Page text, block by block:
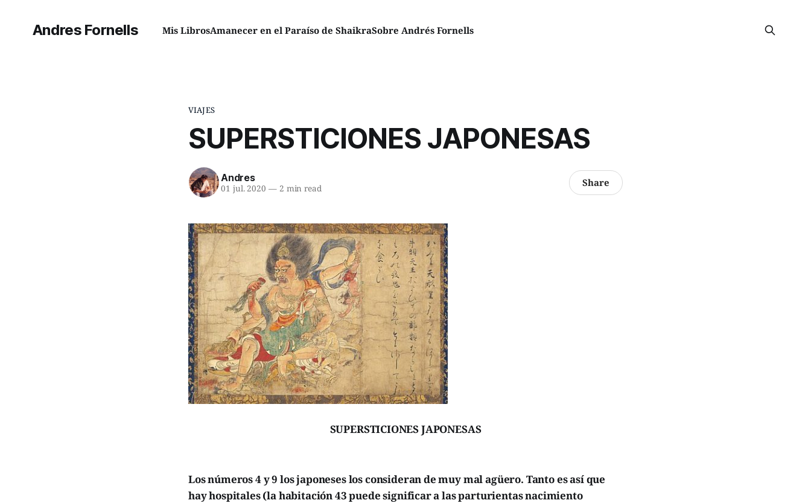
Andres Fornells Mis LibrosAmanecer en el Paraíso de ShaikraSobre Andrés Fornells
VIAJES
SUPERSTICIONES JAPONESAS
Andres
01 jul. 2020 —2 min read Share
SUPERSTICIONES JAPONESAS
Los números 4 y 9 los japoneses los consideran de muy mal agüero. Tanto es así que
hay hospitales (la habitación 43 puede significar a las parturientas nacimiento